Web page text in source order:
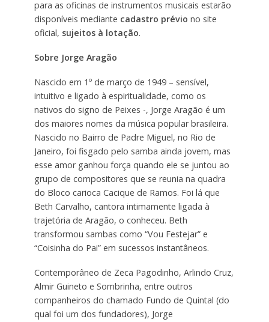
para as oficinas de instrumentos musicais estarão
disponíveis mediante cadastro prévio no site
oficial, sujeitos à lotação.
Sobre Jorge Aragão
Nascido em 1º de março de 1949 – sensível,
intuitivo e ligado à espiritualidade, como os
nativos do signo de Peixes -, Jorge Aragão é um
dos maiores nomes da música popular brasileira.
Nascido no Bairro de Padre Miguel, no Rio de
Janeiro, foi fisgado pelo samba ainda jovem, mas
esse amor ganhou força quando ele se juntou ao
grupo de compositores que se reunia na quadra
do Bloco carioca Cacique de Ramos. Foi lá que
Beth Carvalho, cantora intimamente ligada à
trajetória de Aragão, o conheceu. Beth
transformou sambas como “Vou Festejar” e
“Coisinha do Pai” em sucessos instantâneos.
Contemporâneo de Zeca Pagodinho, Arlindo Cruz,
Almir Guineto e Sombrinha, entre outros
companheiros do chamado Fundo de Quintal (do
qual foi um dos fundadores), Jorge